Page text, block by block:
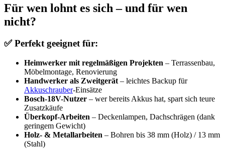
Für wen lohnt es sich – und für wen
nicht?
✅ Perfekt geeignet für:
Heimwerker mit regelmäßigen Projekten – Terrassenbau,
Möbelmontage, Renovierung
Handwerker als Zweitgerät – leichtes Backup für
Akkuschrauber-Einsätze
Bosch-18V-Nutzer – wer bereits Akkus hat, spart sich teure
Zusatzkäufe
Überkopf-Arbeiten – Deckenlampen, Dachschrägen (dank
geringem Gewicht)
Holz- & Metallarbeiten – Bohren bis 38 mm (Holz) / 13 mm
(Stahl)